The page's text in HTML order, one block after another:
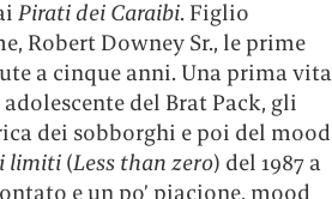
Pirati dei Caraibi. Figlio
Robert Downey Sr., le prime
a cinque anni. Una prima vita
del Brat Pack, gli
dei sobborghi e poi del mood
limiti (Less than zero) del 1987 a
e un po’ piacione, mood